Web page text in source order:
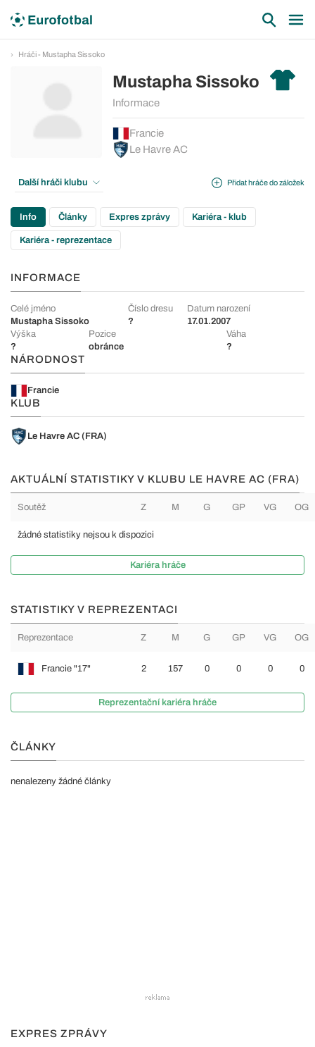
Hráči - Mustapha Sissoko
Mustapha Sissoko
Informace
Francie
Le Havre AC
Přidat hráče do záložek
Další hráči klubu
Info Články Expres zprávy Kariéra - klub
Kariéra - reprezentace
INFORMACE
Celé jméno
Mustapha Sissoko
Číslo dresu
?
Datum narození
17.01.2007
Výška
?
Pozice
obránce
Váha
?
NÁRODNOST
Francie
KLUB
Le Havre AC (FRA)
AKTUÁLNÍ STATISTIKY V KLUBU LE HAVRE AC (FRA)
Soutěž Z M G GP VG OG
žádné statistiky nejsou k dispozici
Kariéra hráče
STATISTIKY V REPREZENTACI
Reprezentace Z M G GP VG OG
Francie "17" 2 157 0 0 0 0
Reprezentační kariéra hráče
ČLÁNKY
nenalezeny žádné články
EXPRES ZPRÁVY